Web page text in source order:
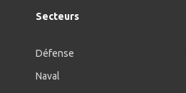
Secteurs
Défense
Naval